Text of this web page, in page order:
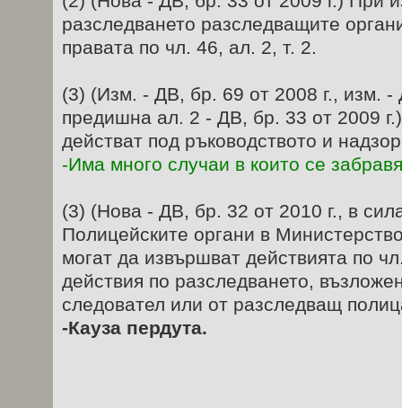
разследването разследващите
правата по чл. 46, ал. 2, т. 2.
(3) (Изм. - ДВ, бр. 69 от 2008 г., изм. -
предишна ал. 2 - ДВ, бр. 33 от 2009
действат под ръководството и
-Има много случаи в които се
(3) (Нова - ДВ, бр. 32 от 2010 г., в
Полицейските органи в
могат да извършват действията по
действия по разследването,
следовател или от разследващ
-Кауза пердута.